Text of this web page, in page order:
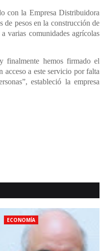
con la Empresa Distribuidora
pesos en la construcción de
varias comunidades agrícolas
finalmente hemos firmado el
acceso a este servicio por falta
estableció la empresa
ECONOMÍA